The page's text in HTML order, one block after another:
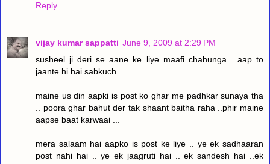
Reply
vijay kumar sappatti June 9, 2009 at 2:29 PM
susheel ji deri se aane ke liye maafi chahunga . aap to
jaante hi hai sabkuch.
maine us din aapki is post ko ghar me padhkar sunaya tha
.. poora ghar bahut der tak shaant baitha raha ..phir maine
aapse baat karwaai ...
mera salaam hai aapko is post ke liye .. ye ek sadhaaran
post nahi hai .. ye ek jaagruti hai .. ek sandesh hai ..ek